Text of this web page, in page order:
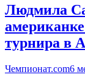
Людмила
турнира в
Чемпионат.com6